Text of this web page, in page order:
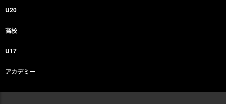
U20
高校
U17
アカデミー